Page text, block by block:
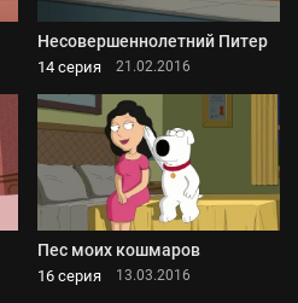
Несовершеннолетний Питер
14 серия 21.02.2016
Пес моих кошмаров
16 серия 13.03.2016